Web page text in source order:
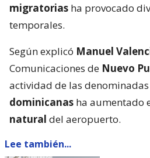
migratorias ha provocado
temporales.
Según explicó Manuel
Comunicaciones de Nuevo
actividad de las denominadas
dominicanas ha aumentado
natural del aeropuerto.
Lee también...